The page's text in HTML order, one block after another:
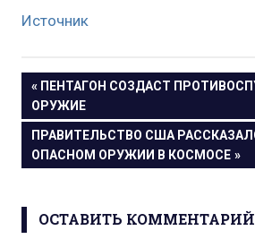
Источник
Навигация
по
записям
ПРЕДЫДУЩАЯ
ЗАПИСЬ:
ПЕНТАГОН СОЗДАСТ
ОРУЖИЕ
СЛЕДУЮЩАЯ
ЗАПИСЬ:
ПРАВИТЕЛЬСТВО США
ОПАСНОМ ОРУЖИИ В КОСМОСЕ
ОСТАВИТЬ КОММЕНТАРИЙ